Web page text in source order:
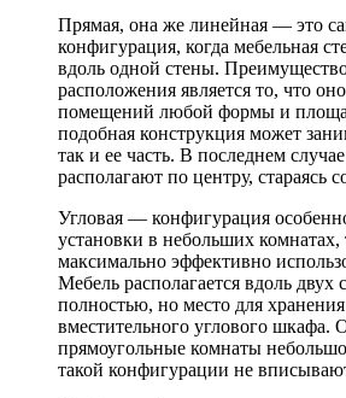
Прямая, она же линейная — это
конфигурация, когда мебельная
вдоль одной стены.
расположения является то, что
помещений любой формы и
подобная конструкция может
так и ее часть. В последнем
располагают по центру, стараясь
Угловая — конфигурация
установки в небольших комнатах,
максимально эффективно
Мебель располагается вдоль двух
полностью, но место для хранения
вместительного углового шкафа.
прямоугольные комнаты
такой конфигурации не